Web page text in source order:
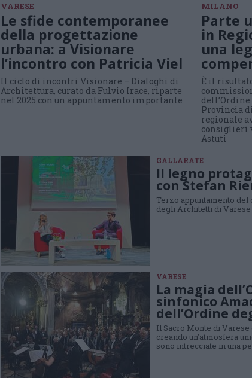
VARESE
Le sfide contemporanee
della progettazione
urbana: a Visionare
l’incontro con Patricia Viel
Il ciclo di incontri Visionare – Dialoghi di
Architettura, curato da Fulvio Irace, riparte
nel 2025 con un appuntamento importante
MILANO
Parte
in
una
È il
Provincia
regionale
consiglieri
Astuti
GALLARATE
Il legno
con Stefan
Terzo appuntamento
degli Architetti di Varese
VARESE
La magia
sinfonico
dell’Ordine
Il Sacro Monte di
creando un’atmosfera
sono intrecciate in una